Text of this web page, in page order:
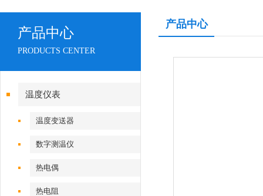
产品中心
PRODUCTS CENTER
温度仪表
温度变送器
数字测温仪
热电偶
热电阻
产品中心